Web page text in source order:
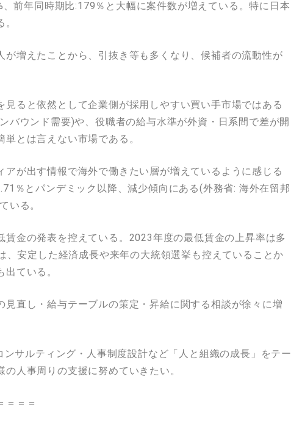
前年同時期比:179％と大幅に案件数が増えている。特に日本
増えたことから、引抜き等も多くなり、候補者の流動性が
ると依然として企業側が採用しやすい買い手市場ではある
バウンド需要)や、役職者の給与水準が外資・日系間で差が開
とは言えない市場である。
が出す情報で海外で働きたい層が増えているように感じる
％とパンデミック以降、減少傾向にある(外務省: 海外在留邦
いる。
金の発表を控えている。2023年度の最低賃金の上昇率は多
、安定した経済成長や来年の大統領選挙も控えていることか
ている。
直し・給与テーブルの策定・昇給に関する相談が徐々に増
サルティング・人事制度設計など「人と組織の成長」をテー
人事周りの支援に努めていきたい。
＝＝＝